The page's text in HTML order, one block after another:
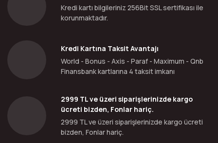
Kredi kartı bilgileriniz 256Bit SSL sertifikası ile
korunmaktadır.
Kredi Kartına Taksit Avantajı
World - Bonus - Axis - Paraf - Maximum - Qnb
Finansbank kartlarına 4 taksit imkanı
2999 TL ve üzeri siparişlerinizde kargo
ücreti bizden, Fonlar hariç.
2999 TL ve üzeri siparişlerinizde kargo ücreti
bizden, Fonlar hariç.